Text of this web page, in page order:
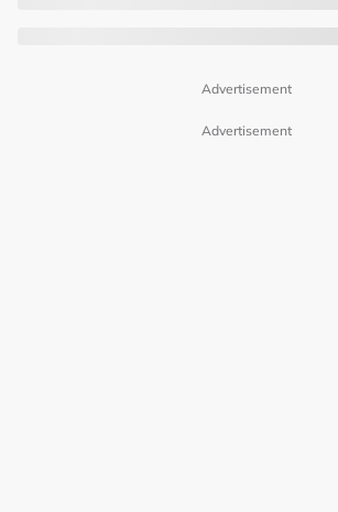
Advertisement
Advertisement